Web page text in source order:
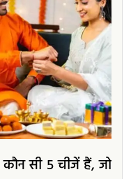
सी 5 चीजें हैं, जो